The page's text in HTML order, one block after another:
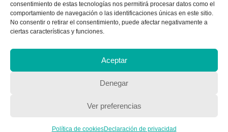
consentimiento de estas tecnologías nos permitirá procesar datos como el
comportamiento de navegación o las identificaciones únicas en este sitio.
No consentir o retirar el consentimiento, puede afectar negativamente a
ciertas características y funciones.
Aceptar
Denegar
Ver preferencias
Política de cookiesDeclaración de privacidad
POLÍTICA DE PRIVACIDAD
Política de privacidad
Copyright © 2018, Equipo IIColumnas